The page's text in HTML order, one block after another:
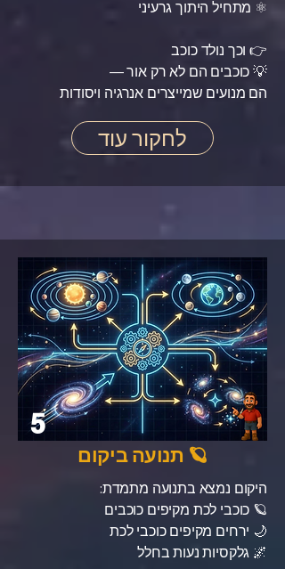
⚛️ מתחיל היתוך גרעיני
👉 וכך נולד כוכב
💡 כוכבים הם לא רק אור —
הם מנועים שמייצרים אנרגיה ויסודות
לחקור עוד
5
🪐 תנועה ביקום
היקום נמצא בתנועה מתמדת:
🪐 כוכבי לכת מקיפים כוכבים
🌙 ירחים מקיפים כוכבי לכת
🌌 גלקסיות נעות בחלל